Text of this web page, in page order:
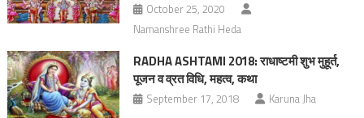
October 25, 2020
Namanshree Rathi Heda
RADHA ASHTAMI 2018: राधाष्टमी शुभ मुहूर्त,
पूजन व व्रत विधि, महत्व, कथा
September 17, 2018 Karuna Jha